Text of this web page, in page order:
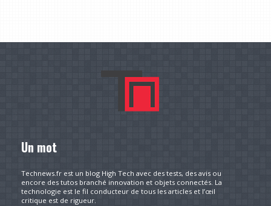
Un mot
Technews.fr est un blog High Tech avec des tests, des avis ou
encore des tutos branché innovation et objets connectés. La
technologie est le fil conducteur de tous les articles et l’œil
critique est de rigueur.